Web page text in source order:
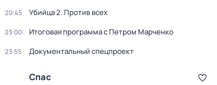
20:45 Убийца 2. Против всех
23:00 Итогoвая программа с Петрoм Марченко
23:55 Документальный спецпроект
Спас